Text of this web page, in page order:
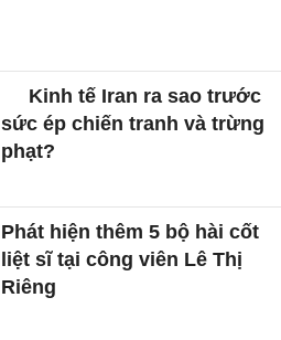
Kinh tế Iran ra sao trước
sức ép chiến tranh và trừng
phạt?
Phát hiện thêm 5 bộ hài cốt
liệt sĩ tại công viên Lê Thị
Riêng